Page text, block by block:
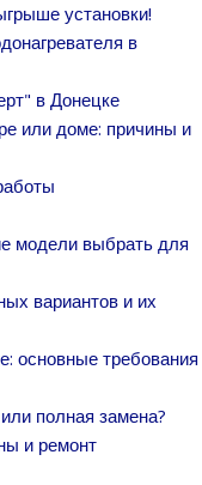
установки!
в
в Донецке
или доме: причины и
модели выбрать для
вариантов и их
основные требования
полная замена?
и ремонт